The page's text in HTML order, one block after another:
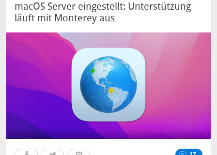
macOS Server eingestellt: Unterstützung
läuft mit Monterey aus